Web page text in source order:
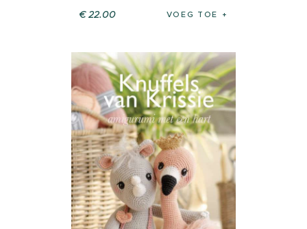
€ 22.00 VOEG TOE